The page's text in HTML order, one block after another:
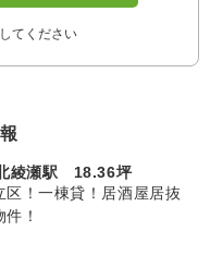
してください
綾瀬駅 18.36坪
区！一棟貸！居酒屋居抜
件！